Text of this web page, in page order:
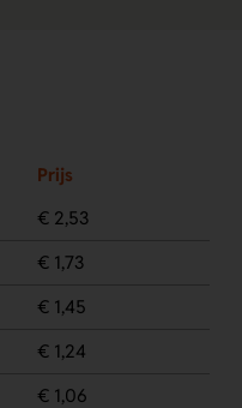
Prijs
€ 2,53
€ 1,73
€ 1,45
€ 1,24
€ 1,06